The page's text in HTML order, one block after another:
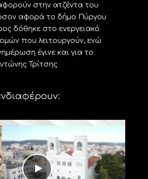
στην ατζέντα του
αφορά το δήμο Πύργου
δόθηκε στο ενεργειακό
που λειτουργούν, ενώ
έγινε και για το
Τρίτσης